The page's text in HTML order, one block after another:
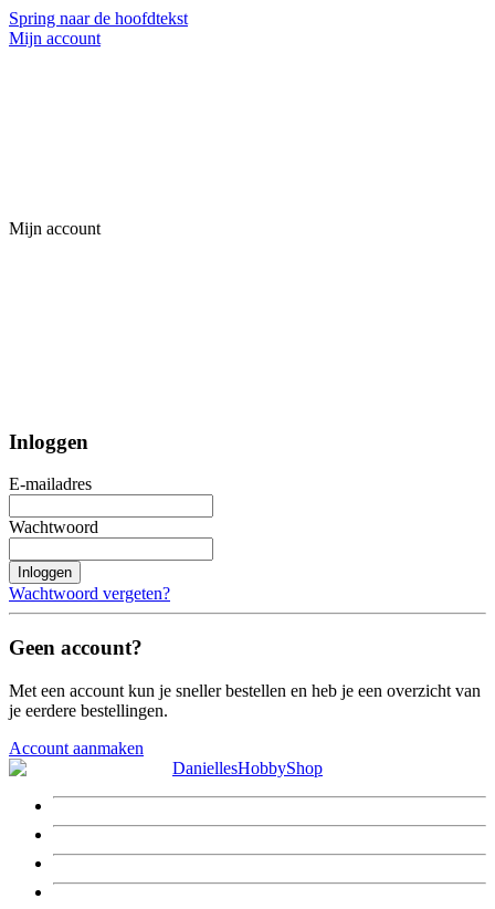
Spring naar de hoofdtekst
Mijn account
Mijn account
Inloggen
E-mailadres
Wachtwoord
Inloggen
Wachtwoord vergeten?
Geen account?
Met een account kun je sneller bestellen en heb je een overzicht van
je eerdere bestellingen.
Account aanmaken